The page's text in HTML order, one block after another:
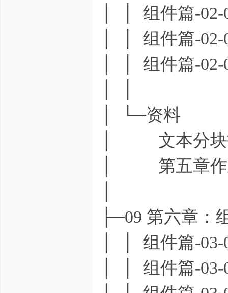
│ │ 组件篇-02-
│ │ 组件篇-02-
│ │ 组件篇-02-
│ └─资料
│ 文本分块
│ 第五章作
├─09 第六章：
│ │ 组件篇-03-
│ │ 组件篇-03-